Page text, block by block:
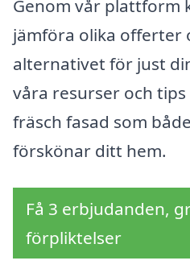
Genom vår plattform
jämföra olika offerter
alternativet för just
våra resurser och
fräsch fasad som
förskönar ditt hem.
Få 3 erbjudanden,
förpliktelser